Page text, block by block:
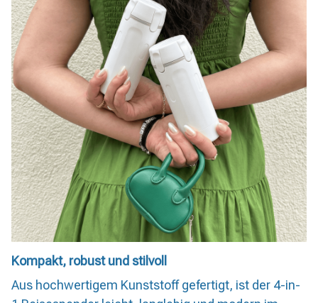
Kompakt, robust und stilvoll
Aus hochwertigem Kunststoff gefertigt, ist der 4-in-